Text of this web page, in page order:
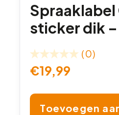
Spraaklabel
sticker dik
(0)
€19,99
Toevoegen